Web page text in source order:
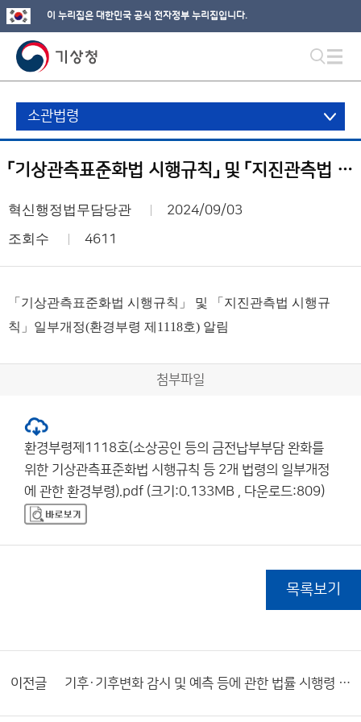
이 누리집은 대한민국 공식 전자정부 누리집입니다.
소관법령
「기상관측표준화법 시행규칙」 및 「지진관측법 시행규칙」 일부개정(환경부령 제1118호) 알림
혁신행정법무담당관 2024/09/03
조회수 4611
「기상관측표준화법 시행규칙」 및 「지진관측법 시행규
칙」일부개정(환경부령 제1118호) 알림
첨부파일
환경부령제1118호(소상공인 등의 금전납부부담 완화를
위한 기상관측표준화법 시행규칙 등 2개 법령의 일부개정
에 관한 환경부령).pdf (크기:0.133MB , 다운로드:809)
목록보기
이전글 기후·기후변화 감시 및 예측 등에 관한 법률 시행령 및 시행규칙 공포 알림